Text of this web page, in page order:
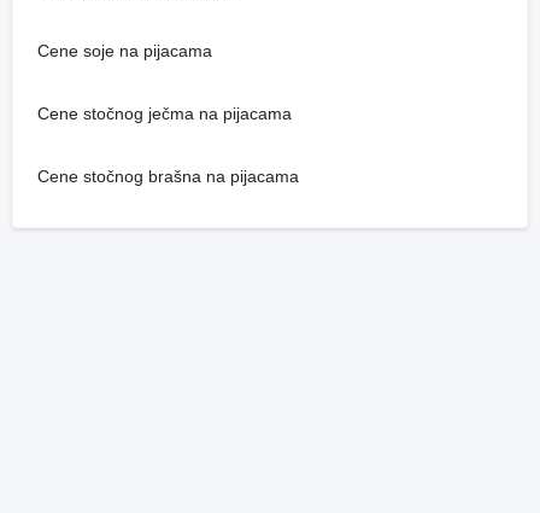
Cene soje na pijacama
Cene stočnog ječma na pijacama
Cene stočnog brašna na pijacama